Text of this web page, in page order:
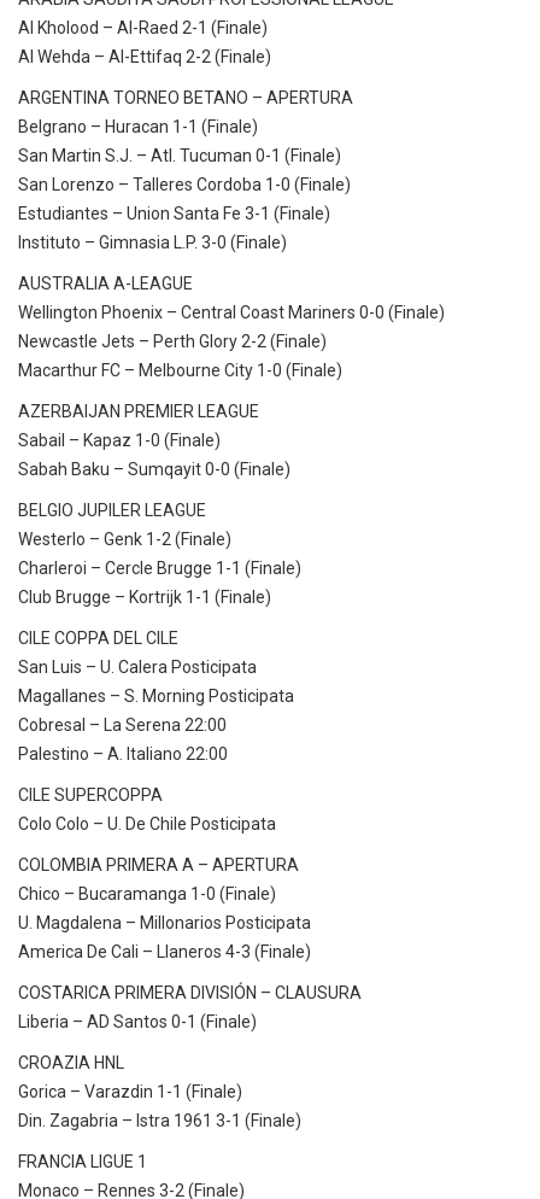
Al Kholood – Al-Raed 2-1 (Finale)
Al Wehda – Al-Ettifaq 2-2 (Finale)
ARGENTINA TORNEO BETANO – APERTURA
Belgrano – Huracan 1-1 (Finale)
San Martin S.J. – Atl. Tucuman 0-1 (Finale)
San Lorenzo – Talleres Cordoba 1-0 (Finale)
Estudiantes – Union Santa Fe 3-1 (Finale)
Instituto – Gimnasia L.P. 3-0 (Finale)
AUSTRALIA A-LEAGUE
Wellington Phoenix – Central Coast Mariners 0-0 (Finale)
Newcastle Jets – Perth Glory 2-2 (Finale)
Macarthur FC – Melbourne City 1-0 (Finale)
AZERBAIJAN PREMIER LEAGUE
Sabail – Kapaz 1-0 (Finale)
Sabah Baku – Sumqayit 0-0 (Finale)
BELGIO JUPILER LEAGUE
Westerlo – Genk 1-2 (Finale)
Charleroi – Cercle Brugge 1-1 (Finale)
Club Brugge – Kortrijk 1-1 (Finale)
CILE COPPA DEL CILE
San Luis – U. Calera Posticipata
Magallanes – S. Morning Posticipata
Cobresal – La Serena 22:00
Palestino – A. Italiano 22:00
CILE SUPERCOPPA
Colo Colo – U. De Chile Posticipata
COLOMBIA PRIMERA A – APERTURA
Chico – Bucaramanga 1-0 (Finale)
U. Magdalena – Millonarios Posticipata
America De Cali – Llaneros 4-3 (Finale)
COSTARICA PRIMERA DIVISIÓN – CLAUSURA
Liberia – AD Santos 0-1 (Finale)
CROAZIA HNL
Gorica – Varazdin 1-1 (Finale)
Din. Zagabria – Istra 1961 3-1 (Finale)
FRANCIA LIGUE 1
Monaco – Rennes 3-2 (Finale)